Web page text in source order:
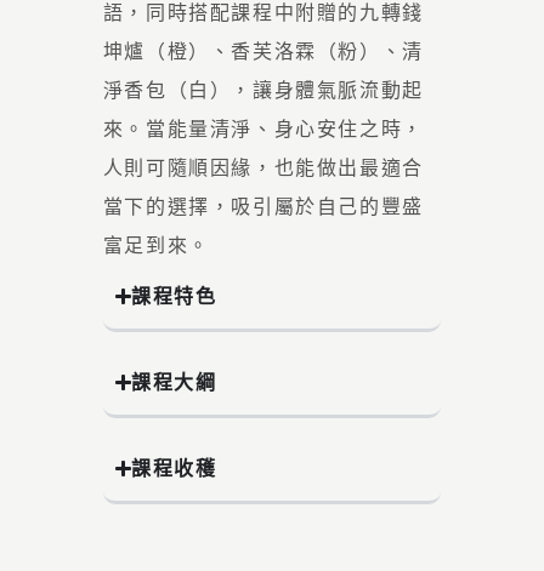
語，同時搭配課程中附贈的九轉錢
坤爐（橙）、香芙洛霖（粉）、清
淨香包（白），讓身體氣脈流動起
來。當能量清淨、身心安住之時，
人則可隨順因緣，也能做出最適合
當下的選擇，吸引屬於自己的豐盛
富足到來。
課程特色
課程大綱
課程收穫